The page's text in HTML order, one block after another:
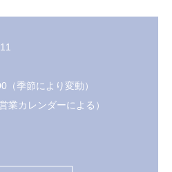
季節により変動）
業カレンダーによる）